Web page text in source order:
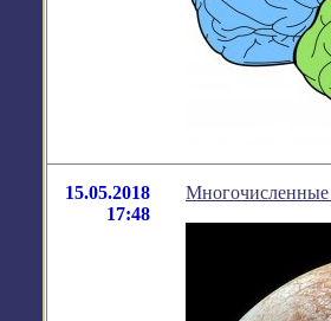
15.05.2018
17:48
Многочисленные